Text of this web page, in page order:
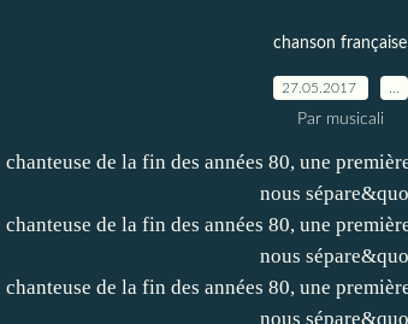
chanson française
27.05.2017
Par musicali